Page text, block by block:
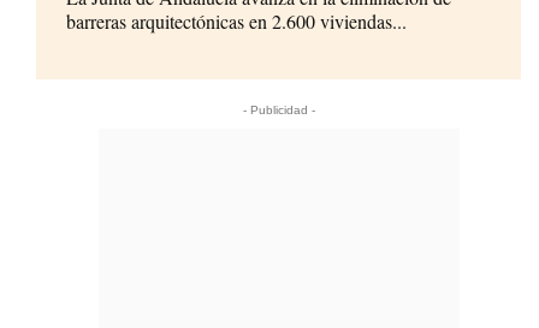
barreras arquitectónicas en 2.600 viviendas...
- Publicidad -